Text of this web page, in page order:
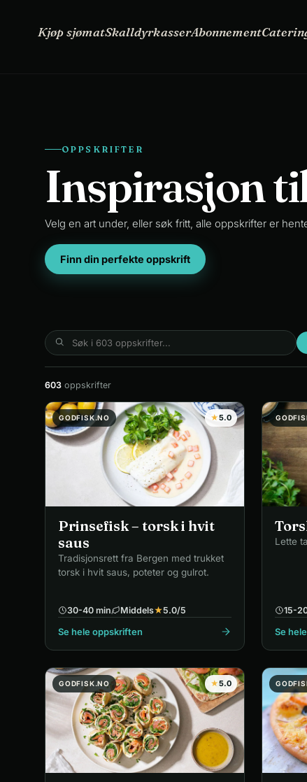
sjømat
OPPSKRIFTER
Inspirasjon
Velg en art under, eller søk fritt, alle oppskrifter er
Finn din perfekte oppskrift
603 oppskrifter
GODFISK.NO ★5.0
Prinsefisk – torsk i hvit
saus
Tradisjonsrett fra Bergen med trukket
torsk i hvit saus, poteter og gulrot.
30-40 min Middels★5.0/5
Se hele oppskriften
Lette
15-
Se
GODFISK.NO ★5.0
Kjøp sjømatSkalldyrkasserAbonnement